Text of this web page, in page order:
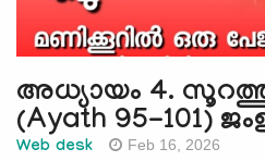
അധ്യായം 4.
(Ayath 95-101)
Web desk Feb 16, 2026